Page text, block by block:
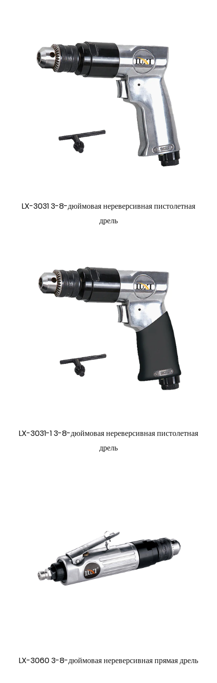
LX-3031 3-8-дюймовая нереверсивная пистолетная
дрель
LX-3031-1 3-8-дюймовая нереверсивная пистолетная
дрель
LX-3060 3-8-дюймовая нереверсивная прямая дрель